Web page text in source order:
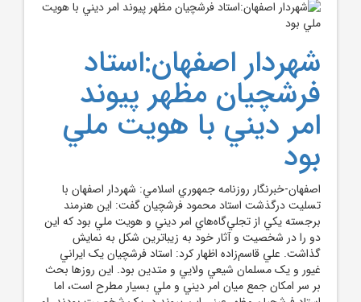
شهردار اصفهان:استاد
فرشچيان مظهر پيوند
امر ديني با هويت ملي
بود
اصفهان-خبرنگار روزنامه جمهوري اسلامي: شهردار اصفهان با
تسليت درگذشت استاد محمود فرشچيان گفت: اين هنرمند
برجسته يکي از تجلي‌گاه‌هاي امر ديني و هويت ملي بود که اين
دو را در شخصيت و آثار خود به زيباترين شکل به نمايش
گذاشت. علي قاسم‌زاده اظهار کرد: استاد فرشچيان يک ايراني
غيور و يک مسلمان شيعي ولايي و متدين بود. اين روزها بحث
بر سر امکان جمع ميان امر ديني و ملي بسيار مطرح است، اما